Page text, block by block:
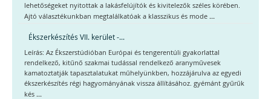
lehetőségeket nyitottak a lakásfelújítók és kivitelezők széles körében.
Ajtó választékunkban megtalálkatóak a klasszikus és mode ...
Ékszerkészítés VII. kerület -...
Leírás: Az Ékszerstúdióban Európai és tengerentúli gyakorlattal
rendelkező, kitűnő szakmai tudással rendelkező aranyművesek
kamatoztatják tapasztalatukat műhelyünkben, hozzájárulva az egyedi
ékszerkészítés régi hagyományának vissza állításához. gyémánt gyűrűk
kés ...